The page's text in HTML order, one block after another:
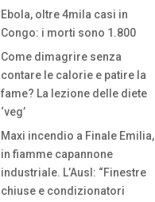
Ebola, oltre 4mila casi in
Congo: i morti sono 1.800
Come dimagrire senza
contare le calorie e patire la
fame? La lezione delle diete
‘veg’
Maxi incendio a Finale Emilia,
in fiamme capannone
industriale. L’Ausl: “Finestre
chiuse e condizionatori